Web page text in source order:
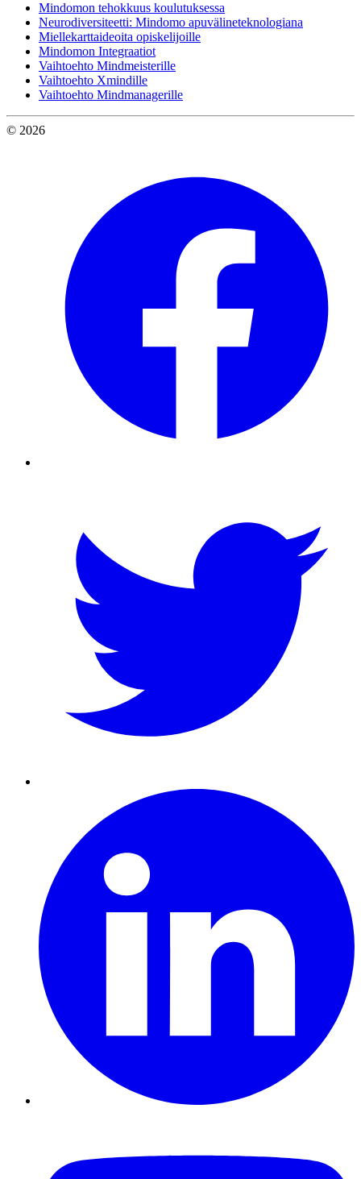
Mindomon tehokkuus koulutuksessa
Neurodiversiteetti: Mindomo apuvälineteknologiana
Miellekarttaideoita opiskelijoille
Mindomon Integraatiot
Vaihtoehto Mindmeisterille
Vaihtoehto Xmindille
Vaihtoehto Mindmanagerille
© 2026